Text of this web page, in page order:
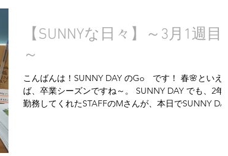
【SUNNYな日々】～3月1週目
～
こんばんは！SUNNY DAY のGo です！ 春🌸といえ
ば、卒業シーズンですね～。 SUNNY DAY でも、2年間
勤務してくれたSTAFFのMさんが、本日でSUNNY DAY